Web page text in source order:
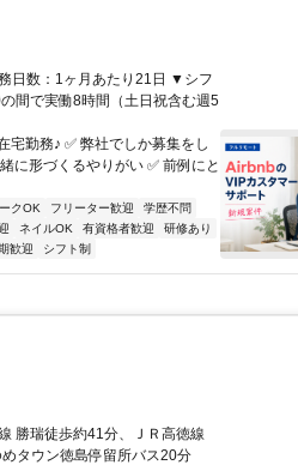
日数：1ヶ月あたり21日 ▼シフ
間で実働8時間（土日祝含む週5
勤務♪ ✅ 弊社でしか募集をし
に形づくるやりがい ✅ 前例にと
クOK フリーター歓迎
学歴不問
ネイルOK 有資格者歓迎
研修あり
歓迎 シフト制
勝瑞徒歩約41分、ＪＲ高徳線
タウン徳島停留所バス20分